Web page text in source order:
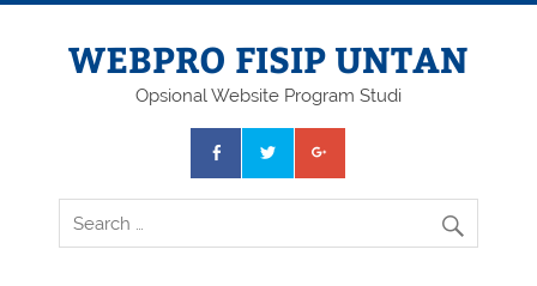
Skip
WEBPRO FISIP UNTAN
Opsional Website Program Studi